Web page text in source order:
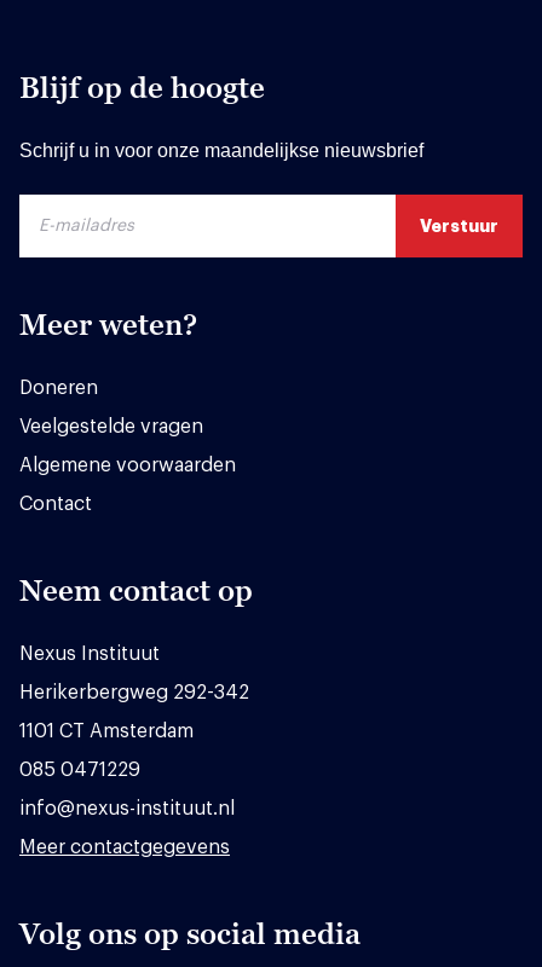
Blijf op de hoogte
Schrijf u in voor onze maandelijkse nieuwsbrief
Meer weten?
Doneren
Veelgestelde vragen
Algemene voorwaarden
Contact
Neem contact op
Nexus Instituut
Herikerbergweg 292-342
1101 CT Amsterdam
085 0471229
info@nexus-instituut.nl
Meer contactgegevens
Volg ons op social media